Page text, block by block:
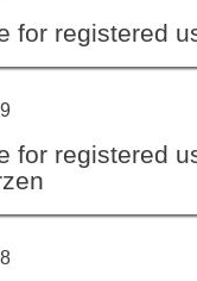
for registered
for registered